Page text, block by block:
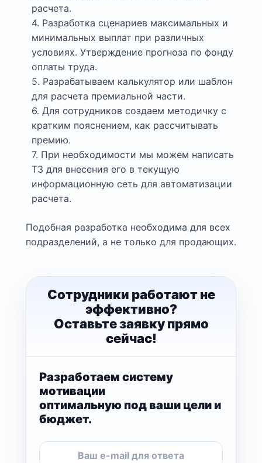
расчета.
4. Разработка сценариев максимальных и
минимальных выплат при различных
условиях. Утверждение прогноза по фонду
оплаты труда.
5. Разрабатываем калькулятор или шаблон
для расчета премиальной части.
6. Для сотрудников создаем методичку с
кратким пояснением, как рассчитывать
премию.
7. При необходимости мы можем написать
ТЗ для внесения его в текущую
информационную сеть для автоматизации
расчета.
Подобная разработка необходима для всех
подразделений, а не только для продающих.
Сотрудники работают не
эффективно?
Оставьте заявку прямо
сейчас!
Разработаем систему
мотивации
оптимальную под ваши цели и
бюджет.